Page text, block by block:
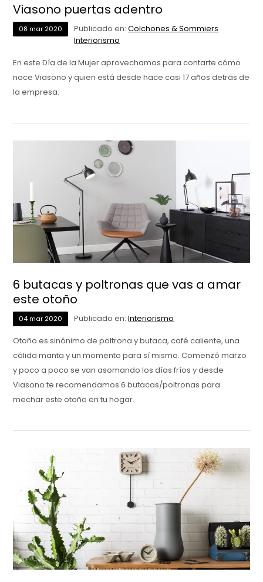
Viasono puertas adentro
08 mar 2020 Publicado en:Colchones & Sommiers
Interiorismo
En este Día de la Mujer aprovechamos para contarte cómo
nace Viasono y quien está desde hace casi 17 años detrás de
la empresa.
6 butacas y poltronas que vas a amar
este otoño
04 mar 2020 Publicado en:Interiorismo
Otoño es sinónimo de poltrona y butaca, café caliente, una
cálida manta y un momento para sí mismo. Comenzó marzo
y poco a poco se van asomando los días fríos y desde
Viasono te recomendamos 6 butacas/poltronas para
mechar este otoño en tu hogar.